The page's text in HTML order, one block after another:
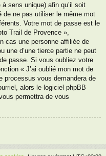
sens unique) afin qu’il soit
de ne pas utiliser le même mot
Votre mot de passe est le
Trail de Provence »,
cas une personne affiliée de
une d’une tierce partie ne peut
passe. Si vous oubliez votre
« J’ai oublié mon mot de
processus vous demandera de
alors le logiciel phpBB
permettra de vous